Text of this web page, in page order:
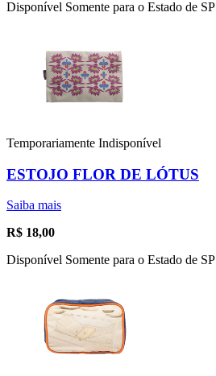
Disponível Somente para o Estado de SP
Temporariamente Indisponível
ESTOJO FLOR DE LÓTUS
Saiba mais
R$ 18,00
Disponível Somente para o Estado de SP